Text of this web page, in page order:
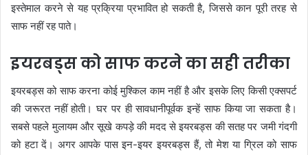
इस्तेमाल करने से यह प्रक्रिया प्रभावित हो सकती है, जिससे कान पूरी तरह से
साफ नहीं रह पाते।
इयरबड्स को साफ करने का सही तरीका
इयरबड्स को साफ करना कोई मुश्किल काम नहीं है और इसके लिए किसी एक्सपर्ट
की जरूरत नहीं होती। घर पर ही सावधानीपूर्वक इन्हें साफ किया जा सकता है।
सबसे पहले मुलायम और सूखे कपड़े की मदद से इयरबड्स की सतह पर जमी गंदगी
को हटा दें। अगर आपके पास इन-इयर इयरबड्स हैं, तो मेश या ग्रिल को साफ